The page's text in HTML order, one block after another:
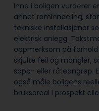
Inne i boligen vurderer
annet rominndeling,
tekniske installasjoner
elektrisk anlegg.
oppmerksom på
skjulte feil og mangler,
sopp- eller råteangrep.
også måle boligens
bruksareal i prospekt